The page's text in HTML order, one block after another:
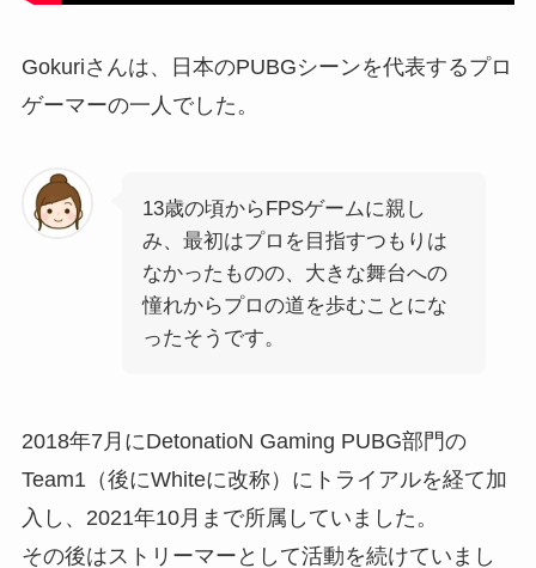
Gokuriさんは、日本のPUBGシーンを代表するプロ
ゲーマーの一人でした。
13歳の頃からFPSゲームに親し
み、最初はプロを目指すつもりは
なかったものの、大きな舞台への
憧れからプロの道を歩むことにな
ったそうです。
2018年7月にDetonatioN Gaming PUBG部門の
Team1（後にWhiteに改称）にトライアルを経て加
入し、2021年10月まで所属していました。
その後はストリーマーとして活動を続けていまし